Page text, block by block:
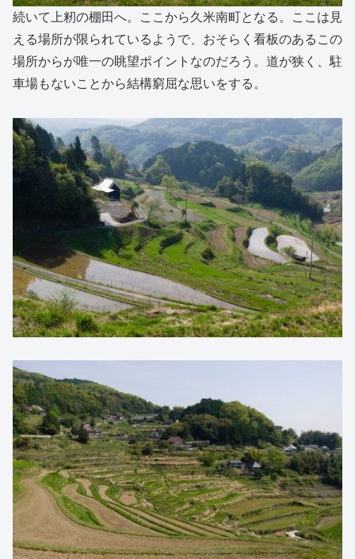
続いて上籾の棚田へ。ここから久米南町となる。ここは見
える場所が限られているようで、おそらく看板のあるこの
場所からが唯一の眺望ポイントなのだろう。道が狭く、駐
車場もないことから結構窮屈な思いをする。